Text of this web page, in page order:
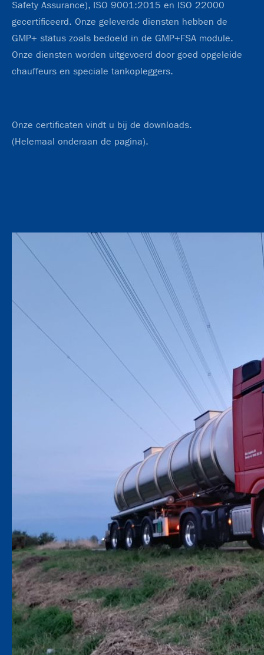
Safety Assurance), ISO 9001:2015 en ISO 22000
gecertificeerd. Onze geleverde diensten hebben de
GMP+ status zoals bedoeld in de GMP+FSA module.
Onze diensten worden uitgevoerd door goed opgeleide
chauffeurs en speciale tankopleggers.
Onze certificaten vindt u bij de downloads.
(Helemaal onderaan de pagina).